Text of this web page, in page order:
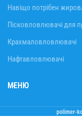
Навіщо потрібен
Пісковловлювачі для
Крахмаловловлювачі
Нафтавловлювачі
МЕНЮ
polimer-